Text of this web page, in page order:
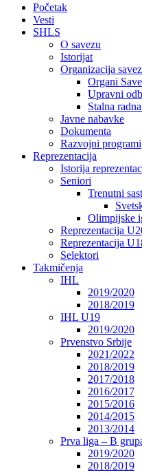
Početak
Vesti
SHLS
O savezu
Istorijat
Organizacija
Organi
Upravni
Stalna
Javne nabavke
Dokumenta
Razvojni programi
Reprezentacija
Istorija
Seniori
Trenutni
Olimpijske
Reprezentacija
Reprezentacija
Selektori
Takmičenja
IHL
2019/2020
2018/2019
IHL U19
2019/2020
Prvenstvo Srbije
2021/2022
2018/2019
2017/2018
2016/2017
2015/2016
2014/2015
2013/2014
Prva liga – B
2019/2020
2018/2019